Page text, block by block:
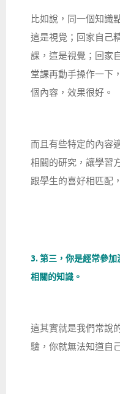
比如說，同一個知識
這是視覺；回家自己
課，這是視覺；回家
堂課再動手操作一下
個內容，效果很好。
而且有些特定的內容
相關的研究，讓學習
跟學生的喜好相匹配
3. 第三，你是經常參
相關的知識。
這其實就是我們常說
驗，你就無法知道自